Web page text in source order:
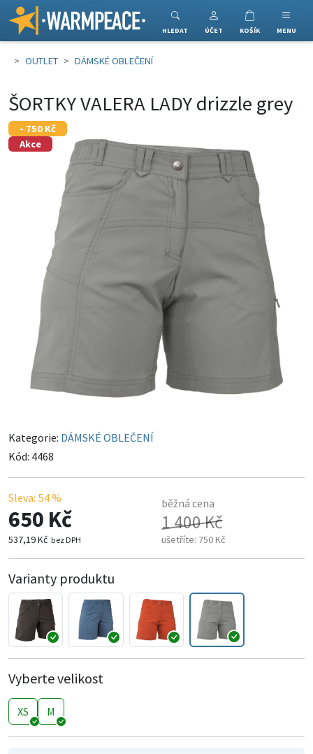
Warmpeace
HLEDAT ÚČET KOŠÍK MENU
OUTLET DÁMSKÉ OBLEČENÍ
ŠORTKY VALERA LADY drizzle grey
- 750 Kč
Akce
Kategorie: DÁMSKÉ OBLEČENÍ
Kód: 4468
Sleva: 54 %
650 Kč
537,19 Kč bez DPH
běžná cena
1 400 Kč
ušetříte: 750 Kč
Varianty produktu
Vyberte velikost
XS M